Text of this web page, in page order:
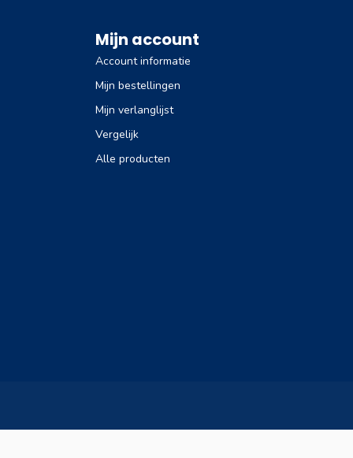
Mijn account
Account informatie
Mijn bestellingen
Mijn verlanglijst
Vergelijk
Alle producten